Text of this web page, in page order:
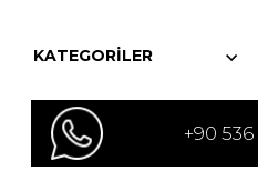
KATEGORILER
+90 536